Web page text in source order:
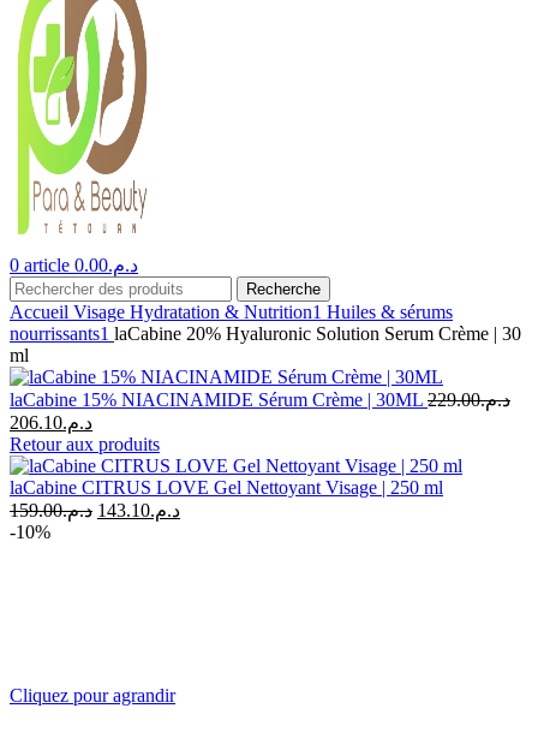
0 article د.م.0.00
Recherche
Accueil Visage Hydratation & Nutrition1 Huiles & sérums
nourrissants1 laCabine 20% Hyaluronic Solution Serum Crème | 30
ml
laCabine 15% NIACINAMIDE Sérum Crème | 30ML د.م.229.00
Le
prix
initial
était :
د.م.229.00.
د.م.206.10
Le
prix
actuel
est :
د.م.206.10.
Retour aux produits
laCabine CITRUS LOVE Gel Nettoyant Visage | 250 ml
د.م.159.00
Le
د.م.143.10
Le
-10%
Cliquez pour agrandir